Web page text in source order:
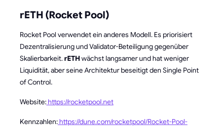
rETH (Rocket Pool)
Rocket Pool verwendet ein anderes Modell. Es priorisiert
Dezentralisierung und Validator-Beteiligung gegenüber
Skalierbarkeit.rETHwächst langsamer und hat weniger
Liquidität, aber seine Architektur beseitigt den Single Point
of Control.
Website:https://rocketpool.net
Kennzahlen:https://dune.com/rocketpool/Rocket-Pool-